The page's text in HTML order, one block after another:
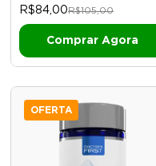
R$84,00R$105,00
OFERTA